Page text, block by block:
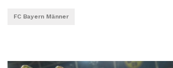
FC Bayern Männer